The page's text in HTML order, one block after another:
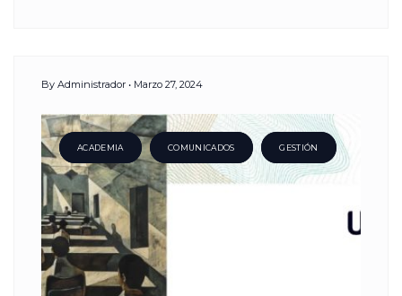
By Administrador Marzo 27, 2024
ACADEMIA COMUNICADOS GESTIÓN